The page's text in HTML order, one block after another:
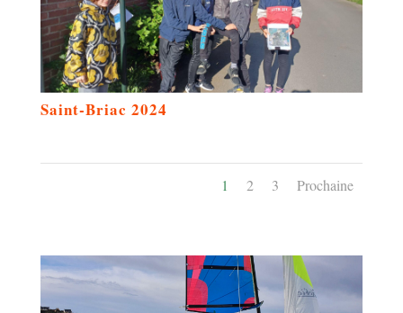
Saint-Briac 2024
1 2 3 Prochaine